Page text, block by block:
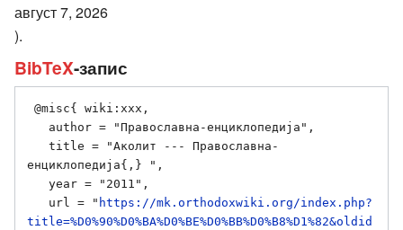
август 7, 2026
).
BibTeX-запис
енциклопедија{,} ",
   url = "
https://mk.orthodoxwiki.org/index.php?
title=%D0%90%D0%BA%D0%BE%D0%BB%D0%B8%D1%82&oldid